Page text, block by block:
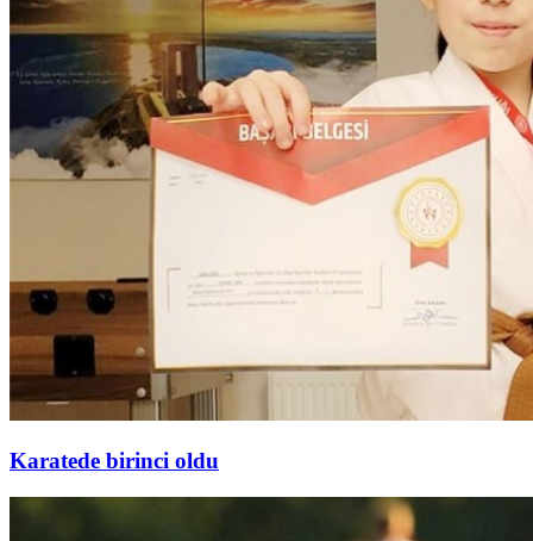
Karatede birinci oldu